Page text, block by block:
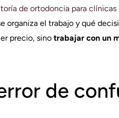
de ortodoncia para clínicas
organiza el trabajo y qué
precio, sino trabajar con un
de